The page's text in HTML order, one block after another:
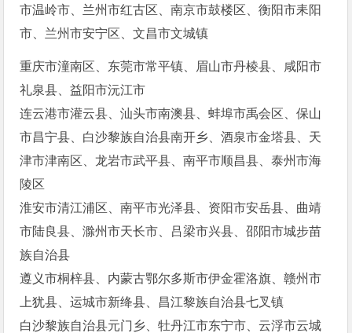
市温岭市、兰州市红古区、南京市鼓楼区、衡阳市耒阳
市、兰州市安宁区、文昌市文城镇
重庆市潼南区、东莞市常平镇、眉山市丹棱县、咸阳市
礼泉县、益阳市沅江市
连云港市灌云县、汕头市南澳县、蚌埠市禹会区、保山
市昌宁县、白沙黎族自治县南开乡、酒泉市金塔县、天
津市津南区、龙岩市武平县、南平市顺昌县、泰州市海
陵区
淮安市清江浦区、南平市光泽县、资阳市安岳县、曲靖
市陆良县、滁州市天长市、吕梁市兴县、邵阳市城步苗
族自治县
遵义市桐梓县、内蒙古鄂尔多斯市伊金霍洛旗、赣州市
上犹县、运城市新绛县、昌江黎族自治县七叉镇
白沙黎族自治县元门乡、牡丹江市东宁市、云浮市云城